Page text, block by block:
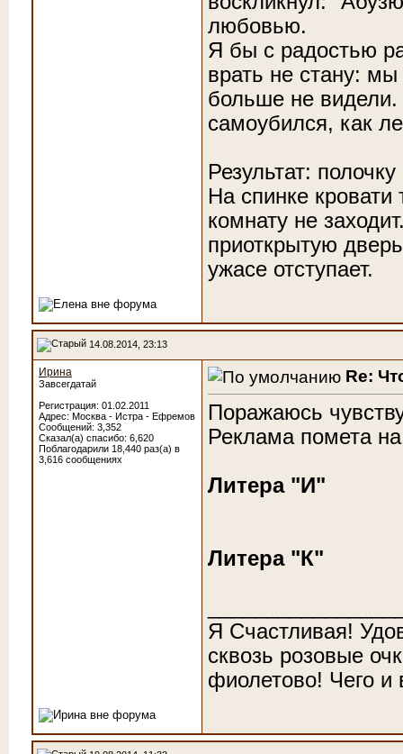
любовью.
Я бы с радостью
врать не стану:
больше не
самоубился, как
Результат:
На спинке
комнату не
приоткрытую
ужасе отступает.
14.08.2014, 23:13
Ирина
Завсегдатай
Регистрация: 01.02.2011
Адрес: Москва - Истра - Ефремов
Сообщений: 3,352
Сказал(а) спасибо: 6,620
Поблагодарили 18,440 раз(а) в
3,616 сообщениях
Re:
Поражаюсь
Реклама помета
Литера "И"
Литера "К"
Я Счастливая!
сквозь розовые
фиолетово! Чего